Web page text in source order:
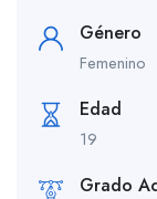
Género
Femenino
Edad
19
Grado